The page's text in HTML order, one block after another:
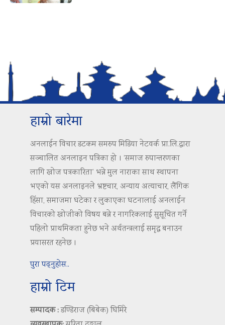
हाम्रो बारेमा
अनलाईन विचार डटकम समरुप मिडिया नेटवर्क प्रा.लि.द्वारा
सञ्चालित अनलाइन पत्रिका हो । ‘समाज रुपान्तरणका
लागि खोज पत्रकारिता’ भन्ने मुल नाराका साथ स्थापना
भएको यस अनलाइनले भ्रष्टचार, अन्याय अत्याचार, लैंगिक
हिंसा, समाजमा घटेका र लुकाएका घटनालाई अनलाईन
विचारको खोजीको विषय बन्ने र नागरिकलाई सुसूचित गर्ने
पहिलो प्राथमिकता हुनेछ भने अर्थतन्त्रलाई समृद्ध बनाउन
प्रयासरत रहनेछ ।
पुरा पढ्नुहोस..
हाम्रो टिम
सम्पादक :डण्डिराज (बिबेक) घिमिरे